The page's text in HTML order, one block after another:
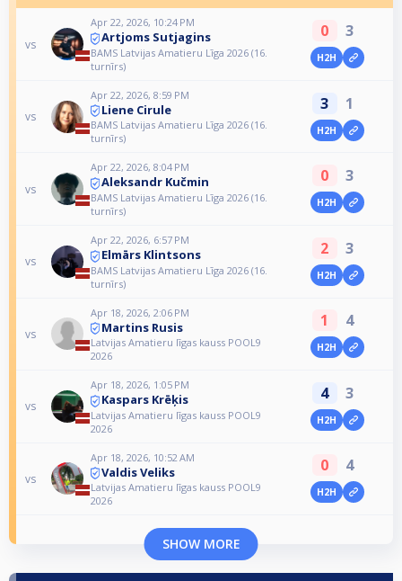
vs
Apr 22, 2026, 10:24 PM
Artjoms Sutjagins
BAMS Latvijas Amatieru Līga 2026 (16.
turnīrs)
0 3
H2H
vs
Apr 22, 2026, 8:59 PM
Liene Cirule
BAMS Latvijas Amatieru Līga 2026 (16.
turnīrs)
3 1
H2H
vs
Apr 22, 2026, 8:04 PM
Aleksandr Kučmin
BAMS Latvijas Amatieru Līga 2026 (16.
turnīrs)
0 3
H2H
vs
Apr 22, 2026, 6:57 PM
Elmārs Klintsons
BAMS Latvijas Amatieru Līga 2026 (16.
turnīrs)
2 3
H2H
vs
Apr 18, 2026, 2:06 PM
Martins Rusis
Latvijas Amatieru līgas kauss POOL9
2026
1 4
H2H
vs
Apr 18, 2026, 1:05 PM
Kaspars Krēķis
Latvijas Amatieru līgas kauss POOL9
2026
4 3
H2H
vs
Apr 18, 2026, 10:52 AM
Valdis Veliks
Latvijas Amatieru līgas kauss POOL9
2026
0 4
H2H
SHOW MORE